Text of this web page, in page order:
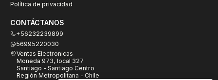
Política de privacidad
CONTÁCTANOS
+56232239899
56995220030
Ventas Electronicas
Moneda 973, local 327
Santiago - Santiago Centro
Región Metropolitana - Chile